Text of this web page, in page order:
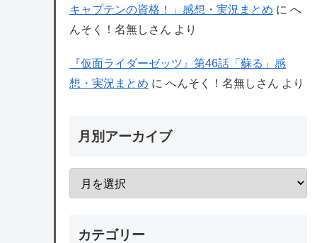
キャプテンの資格！」感想・実況まとめ に へ
んそく！名無しさん より
『仮面ライダーゼッツ』第46話「蘇る」感
想・実況まとめ に へんそく！名無しさん より
月別アーカイブ
カテゴリー